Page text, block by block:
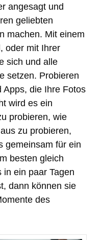
angesagt und
geliebten
machen. Mit einem
oder mit Ihrer
sich und alle
setzen. Probieren
Apps, die Ihre Fotos
wird es ein
probieren, wie
zu probieren,
gemeinsam für ein
besten gleich
ein paar Tagen
dann können sie
des